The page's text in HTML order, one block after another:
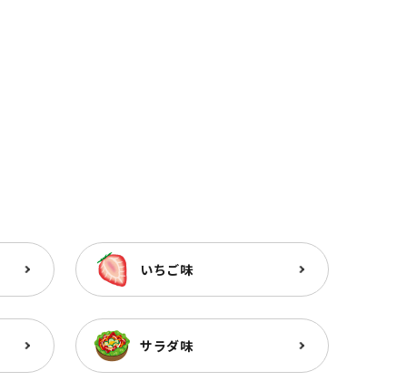
いちご味
サラダ味